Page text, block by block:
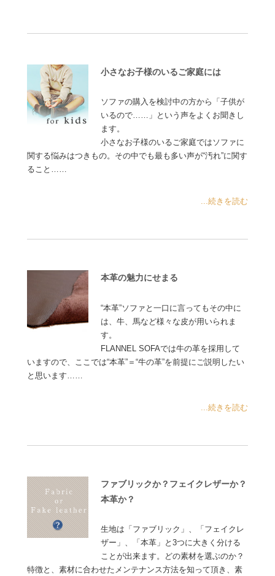
小さなお子様のいるご家庭には
ソファの購入を検討中の方から「子供が
いるので……」という声をよくお聞きし
ます。
小さなお子様のいるご家庭ではソファに
関する悩みはつきもの。その中でも最も多い声が“汚れ”に関す
ること……
...続きを読む
本革の魅力にせまる
“本革”ソファと一口に言ってもその中に
は、牛、馬など様々な皮が用いられま
す。
FLANNEL SOFAでは牛の革を採用して
いますので、ここでは“本革”＝“牛の革”を前提にご説明したい
と思います……
...続きを読む
ファブリックか？フェイクレザーか？
本革か？
生地は「ファブリック」、「フェイクレ
ザー」、「本革」と3つに大きく分ける
ことが出来ます。どの素材を選ぶのか？
特徴と、素材に合わせたメンテナンス方法を知って頂き、素